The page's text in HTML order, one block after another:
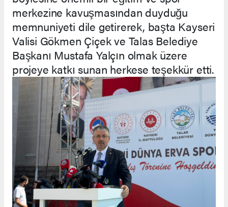
merkezine kavuşmasından duyduğu
memnuniyeti dile getirerek, başta Kayseri
Valisi Gökmen Çiçek ve Talas Belediye
Başkanı Mustafa Yalçın olmak üzere
projeye katkı sunan herkese teşekkür etti.